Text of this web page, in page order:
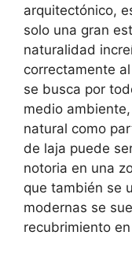
arquitectónico,
solo una gran
naturalidad
correctamente
se busca por
medio
natural como
de laja puede
notoria en una
que también se
modernas se
recubrimiento